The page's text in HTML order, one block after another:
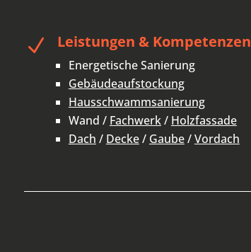
N Leistungen & Kompetenzen
Energetische Sanierung
Gebäudeaufstockung
Hausschwammsanierung
Wand / Fachwerk/ Holzfassade
Dach / Decke/ Gaube/Vordach